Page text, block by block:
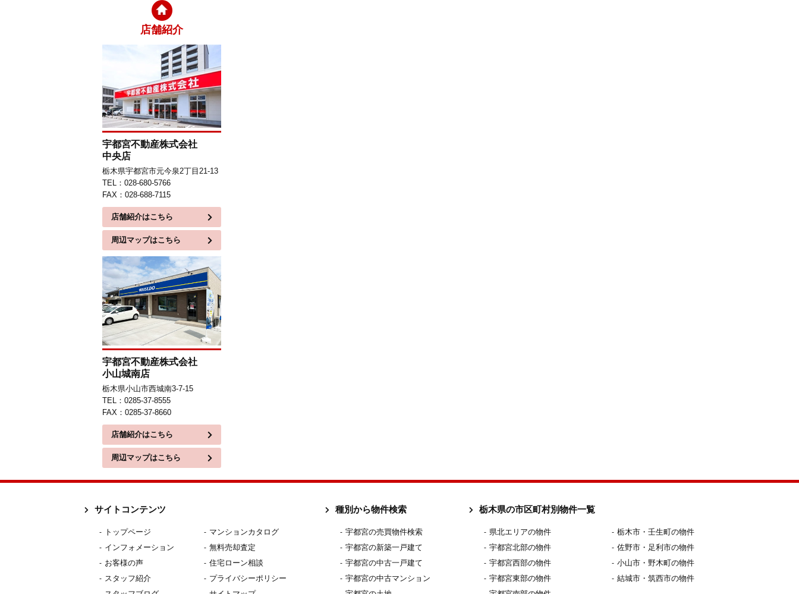
店舗紹介
宇都宮不動産株式会社
中央店
栃木県宇都宮市元今泉2丁目21-13
TEL：028-680-5766
FAX：028-688-7115
店舗紹介はこちら
周辺マップはこちら
宇都宮不動産株式会社
小山城南店
栃木県小山市西城南3-7-15
TEL：0285-37-8555
FAX：0285-37-8660
店舗紹介はこちら
周辺マップはこちら
サイトコンテンツ
トップページ
インフォメーション
お客様の声
スタッフ紹介
マンションカタログ
無料売却査定
住宅ローン相談
プライバシーポリシー
種別から物件検索
宇都宮の売買物件検索
宇都宮の新築一戸建て
宇都宮の中古一戸建て
宇都宮の中古マンション
栃木県の市区町村別物件一覧
県北エリアの物件
宇都宮北部の物件
宇都宮西部の物件
宇都宮東部の物件
栃木市・壬生町の物件
佐野市・足利市の物件
小山市・野木町の物件
結城市・筑西市の物件